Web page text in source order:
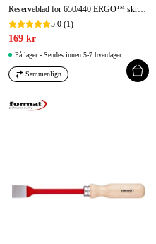
Reserveblad for 650/440 ERGO™ skrape 50 mm
5.0 (1)
169 kr
På lager - Sendes innen 5-7 hverdager
Sammenlign